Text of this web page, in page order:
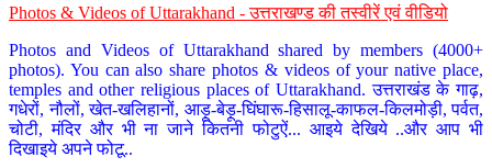
Photos & Videos of Uttarakhand - उत्तराखण्ड की तस्वीरें एवं वीडियो
Photos and Videos of Uttarakhand shared by members (4000+
photos). You can also share photos & videos of your native place,
temples and other religious places of Uttarakhand. उत्तराखंड के गाढ़,
गधेरों, नौलों, खेत-खलिहानों, आड़ू-बेड़ू-घिंघारू-हिसालू-काफल-किलमोड़ी, पर्वत,
चोटी, मंदिर और भी ना जाने कितनी फोटुऐं... आइये देखिये ..और आप भी
दिखाइये अपने फोटू..